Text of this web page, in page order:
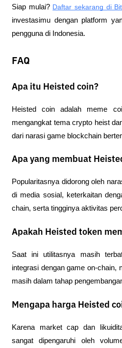
Siap mulai? Daftar sekarang di
investasimu dengan platform
pengguna di Indonesia.
FAQ
Apa itu Heisted coin?
Heisted coin adalah meme
mengangkat tema crypto heist
dari narasi game blockchain
Apa yang membuat
Popularitasnya didorong oleh
di media sosial, keterkaitan
chain, serta tingginya aktivitas
Apakah Heisted token
Saat ini utilitasnya masih
integrasi dengan game on-chain,
masih dalam tahap
Mengapa harga Heisted
Karena market cap dan
sangat dipengaruhi oleh